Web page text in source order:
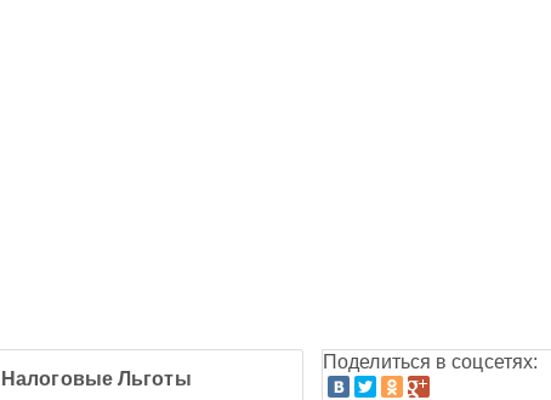
Налоговые Льготы
Поделиться в соцсетях: